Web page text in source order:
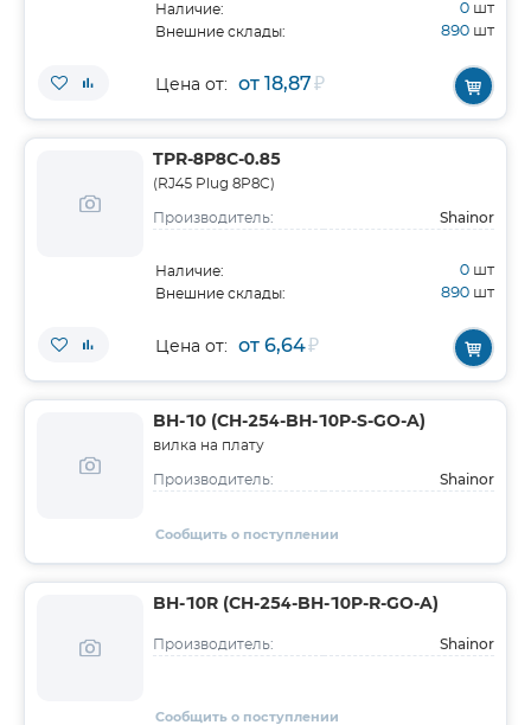
Наличие: 0 шт
Внешние склады: 890 шт
Цена от: от 18,87₽
TPR-8P8C-0.85
(RJ45 Plug 8P8C)
Производитель: Shainor
Наличие: 0 шт
Внешние склады: 890 шт
Цена от: от 6,64₽
BH-10 (CH-254-BH-10P-S-GO-A)
вилка на плату
Производитель: Shainor
Сообщить о поступлении
BH-10R (CH-254-BH-10P-R-GO-A)
Производитель: Shainor
Сообщить о поступлении